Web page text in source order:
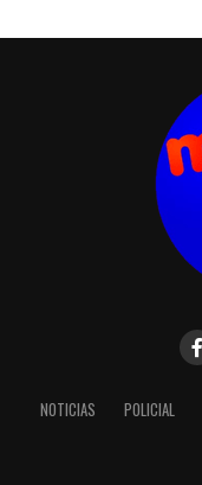
NOTICIAS POLICIAL